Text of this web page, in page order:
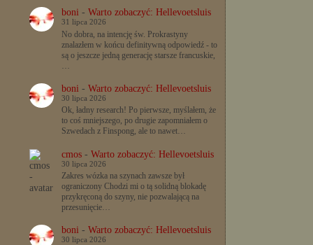
boni- Warto zobaczyć: Hellevoetsluis
31 lipca 2026
No dobra, na intencję św. Prokrastyny
znalazłem w końcu definitywną odpowiedź - to
są o jeszcze jedną generację starsze francuskie,
…
boni- Warto zobaczyć: Hellevoetsluis
30 lipca 2026
Ok, ładny research! Po pierwsze, myślałem, że
to coś mniejszego, po drugie zapomniałem o
Szwedach z Finspong, ale to nawet…
cmos- Warto zobaczyć: Hellevoetsluis
30 lipca 2026
Zakres wózka na szynach zawsze był
ograniczony Chodzi mi o tą solidną blokadę
przykręconą do szyny, nie pozwalającą na
przesunięcie…
boni- Warto zobaczyć: Hellevoetsluis
30 lipca 2026